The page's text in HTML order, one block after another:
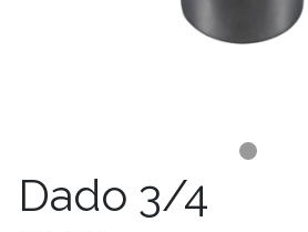
Dado 3/4